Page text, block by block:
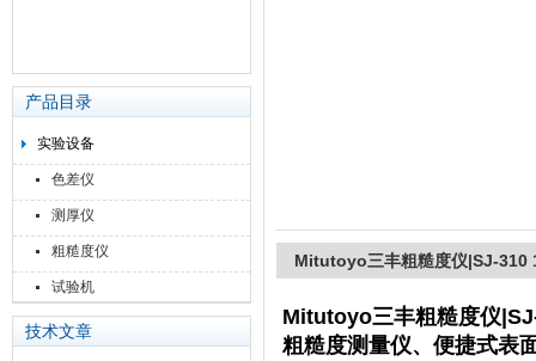
产品目录
实验设备
色差仪
测厚仪
粗糙度仪
试验机
技术文章
Mitutoyo三丰粗糙度仪|SJ-310
Mitutoyo三丰粗糙度仪
粗糙度测量仪、便捷式表